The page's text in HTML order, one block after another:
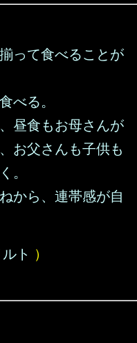
って食べることが
べる。
昼食もお母さんが
お父さんも子供も
。
から、連帯感が自
ト ）